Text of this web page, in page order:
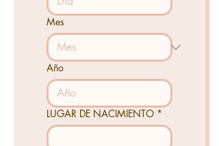
Mes
Año
LUGAR DE NACIMIENTO *